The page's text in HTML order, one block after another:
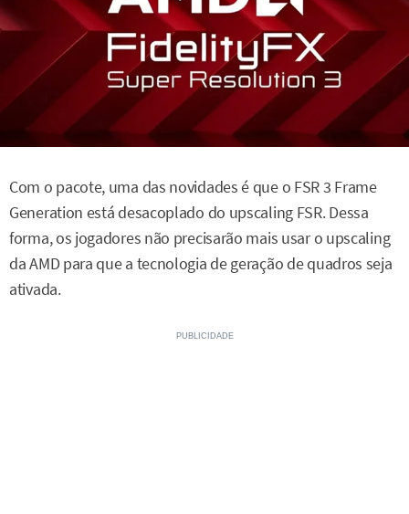
Com o pacote, uma das novidades é que o FSR 3 Frame
Generation está desacoplado do upscaling FSR. Dessa
forma, os jogadores não precisarão mais usar o upscaling
da AMD para que a tecnologia de geração de quadros seja
ativada.